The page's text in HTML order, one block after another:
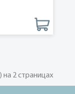
на 2 страницах